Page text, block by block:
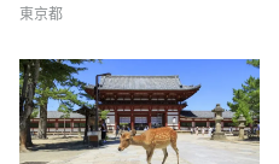
東京都